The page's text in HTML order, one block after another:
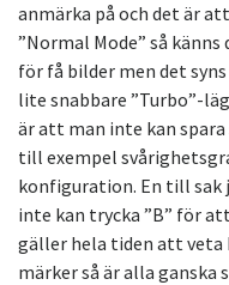
anmärka på och det är
”Normal Mode” så
för få bilder men det
lite snabbare ”Turbo”-
är att man inte kan
till exempel
konfiguration. En till sak
inte kan trycka ”B” för
gäller hela tiden att veta
märker så är alla ganska